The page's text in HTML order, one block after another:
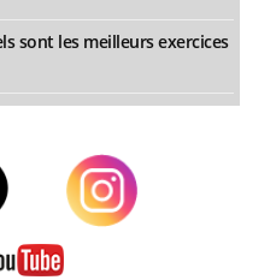
sont les meilleurs exercices